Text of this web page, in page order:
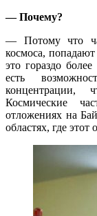
— Почему?
— Потому что
космоса,
это гораздо
есть
Космические
отложениях на
областях, где этот